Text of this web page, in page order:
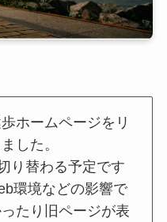
ホームページをリ
した。
り替わる予定です
環境などの影響で
たり旧ページが表